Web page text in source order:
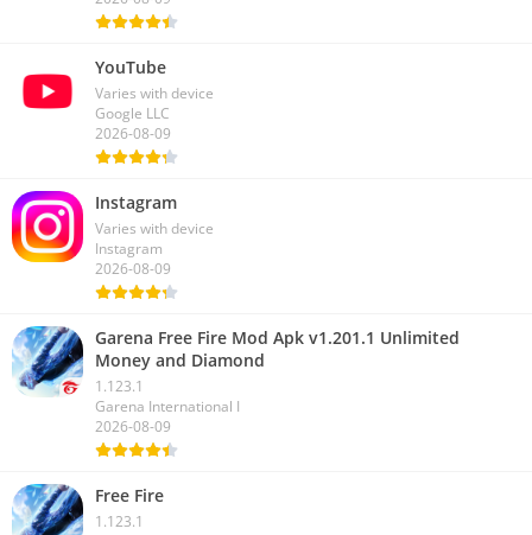
YouTube
Varies with device
Google LLC
2026-08-09
Instagram
Varies with device
Instagram
2026-08-09
Garena Free Fire Mod Apk v1.201.1 Unlimited
Money and Diamond
1.123.1
Garena International I
2026-08-09
Free Fire
1.123.1